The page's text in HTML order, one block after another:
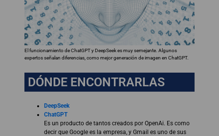
El funcionamiento de ChatGPT y DeepSeek es muy semejante. Algunos
expertos señalan diferencias, como mejor generación de imagen en ChatGPT.
DÓNDE ENCONTRARLAS
DeepSeek
ChatGPT
Es un producto de tantos creados por OpenAi. Es como
decir que Google es la empresa, y Gmail es uno de sus